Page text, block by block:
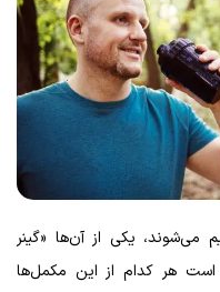
یکی از آن‌ها «گینر
است هر کدام از این مکمل‌ها